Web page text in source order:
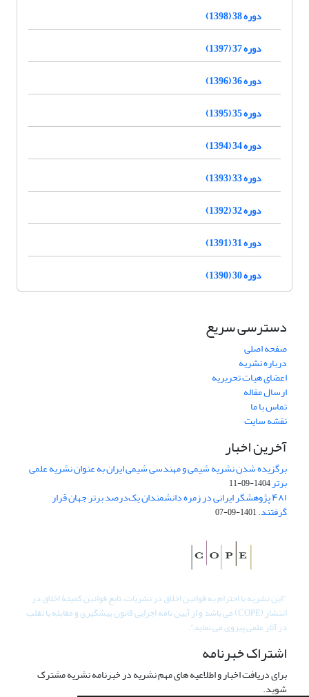
دوره 38 (1398)
دوره 37 (1397)
دوره 36 (1396)
دوره 35 (1395)
دوره 34 (1394)
دوره 33 (1393)
دوره 32 (1392)
دوره 31 (1391)
دوره 30 (1390)
دسترسی سریع
صفحه اصلی
درباره نشریه
اعضای هیات تحریریه
ارسال مقاله
تماس با ما
نقشه سایت
آخرین اخبار
برگزیده شدن نشریه شیمی و مهندسی شیمی ایران به عنوان نشریه علمی
برتر1404-09-11
۴۸۱ پژوهشگر ایرانی در زمره دانشمندان یک‌درصد برتر جهان قرار
گرفتند.1401-09-07
"این نشریه با احترام به قوانین اخلاق در نشریات، تابع قوانین کمیتۀ اخلاق در
انتشار (COPE) می باشد و از آیین نامه اجرایی قانون پیشگیری و مقابله با تقلب
در آثار علمی پیروی می نماید".
اشتراک خبرنامه
برای دریافت اخبار و اطلاعیه های مهم نشریه در خبرنامه نشریه مشترک
شوید.